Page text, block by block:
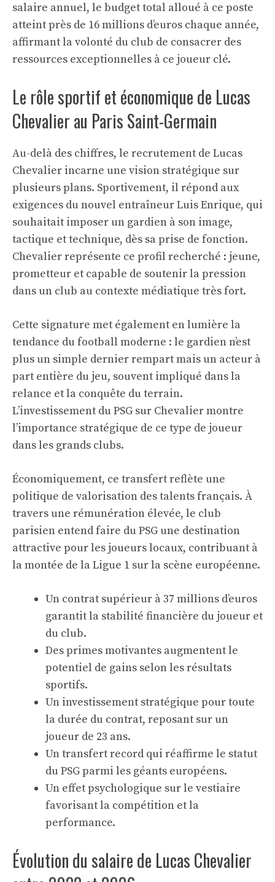
salaire annuel, le budget total alloué à ce poste
atteint près de 16 millions d’euros chaque année,
affirmant la volonté du club de consacrer des
ressources exceptionnelles à ce joueur clé.
Le rôle sportif et économique de Lucas
Chevalier au Paris Saint-Germain
Au-delà des chiffres, le recrutement de Lucas
Chevalier incarne une vision stratégique sur
plusieurs plans. Sportivement, il répond aux
exigences du nouvel entraîneur Luis Enrique, qui
souhaitait imposer un gardien à son image,
tactique et technique, dès sa prise de fonction.
Chevalier représente ce profil recherché : jeune,
prometteur et capable de soutenir la pression
dans un club au contexte médiatique très fort.
Cette signature met également en lumière la
tendance du football moderne : le gardien n’est
plus un simple dernier rempart mais un acteur à
part entière du jeu, souvent impliqué dans la
relance et la conquête du terrain.
L’investissement du PSG sur Chevalier montre
l’importance stratégique de ce type de joueur
dans les grands clubs.
Économiquement, ce transfert reflète une
politique de valorisation des talents français. À
travers une rémunération élevée, le club
parisien entend faire du PSG une destination
attractive pour les joueurs locaux, contribuant à
la montée de la Ligue 1 sur la scène européenne.
Un contrat supérieur à 37 millions d’euros
garantit la stabilité financière du joueur et
du club.
Des primes motivantes augmentent le
potentiel de gains selon les résultats
sportifs.
Un investissement stratégique pour toute
la durée du contrat, reposant sur un
joueur de 23 ans.
Un transfert record qui réaffirme le statut
du PSG parmi les géants européens.
Un effet psychologique sur le vestiaire
favorisant la compétition et la
performance.
Évolution du salaire de Lucas Chevalier